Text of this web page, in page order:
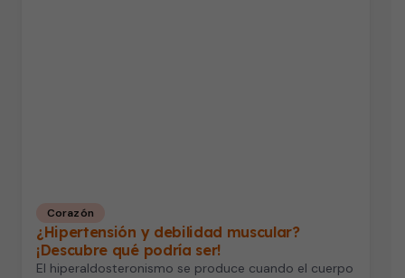
Corazón
¿Hipertensión y debilidad muscular?
¡Descubre qué podría ser!
El hiperaldosteronismo se produce cuando el cuerpo